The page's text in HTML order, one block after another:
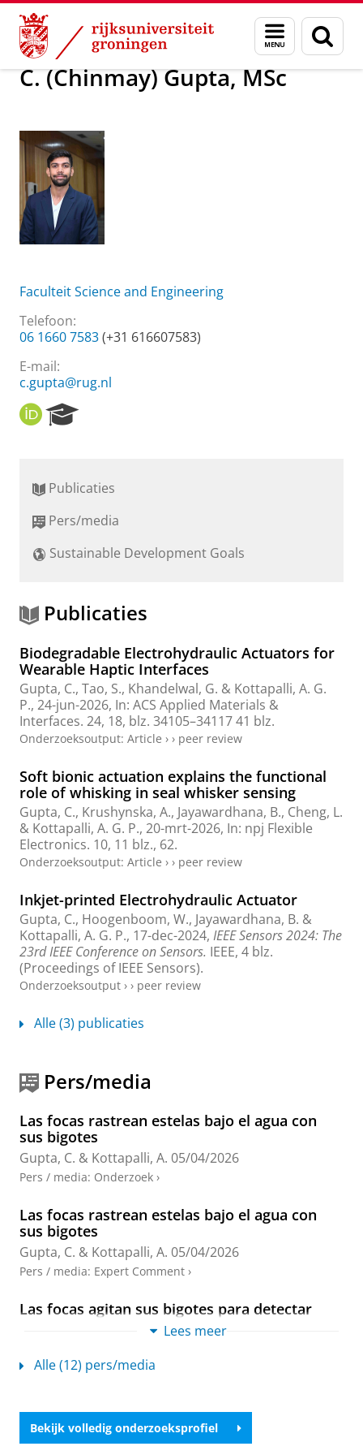
Skip
Content
Skip
Navigation
Menu
en
zoeken
Over ons C. (Chinmay) Gupta, MSc
C. (Chinmay) Gupta, MSc
Faculteit Science and Engineering
Telefoon:
06 1660 7583(+31 616607583)
E-mail:
c.gupta@rug.nl
O
R
r
h
o
a
l
Publicaties
Pers/media
Sustainable Development Goals
Publicaties
Biodegradable Electrohydraulic Actuators for
Wearable Haptic Interfaces
Gupta, C., Tao, S., Khandelwal, G. & Kottapalli, A. G.
P., 24-jun-2026, In: ACS Applied Materials &
Interfaces. 24, 18, blz. 34105–3411741 blz.
Onderzoeksoutput: Article › › peer review
Soft bionic actuation explains the functional
role of whisking in seal whisker sensing
Gupta, C., Krushynska, A., Jayawardhana, B., Cheng, L.
& Kottapalli, A. G. P., 20-mrt-2026, In: npj Flexible
Electronics. 10, 11 blz., 62.
Onderzoeksoutput: Article › › peer review
Inkjet-printed Electrohydraulic Actuator
Gupta, C., Hoogenboom, W., Jayawardhana, B. &
Kottapalli, A. G. P., 17-dec-2024, IEEE Sensors 2024: The
23rd IEEE Conference on Sensors. IEEE, 4 blz.
(Proceedings of IEEE Sensors).
Onderzoeksoutput › › peer review
Alle (3) publicaties
Pers/media
Las focas rastrean estelas bajo el agua con
sus bigotes
Gupta, C. & Kottapalli, A. 05/04/2026
Pers / media: Onderzoek ›
Las focas rastrean estelas bajo el agua con
sus bigotes
Gupta, C. & Kottapalli, A. 05/04/2026
Pers / media: Expert Comment ›
Las focas agitan sus bigotes para detectar
estelas submarinas
Pers / media: Onderzoek
One Day Help Robotics Navigate In the Dark
Gupta, C.&Kottapalli, A.31/03/2026
Lees meer
Alle (12) pers/media
Bekijk volledig onderzoeksprofiel